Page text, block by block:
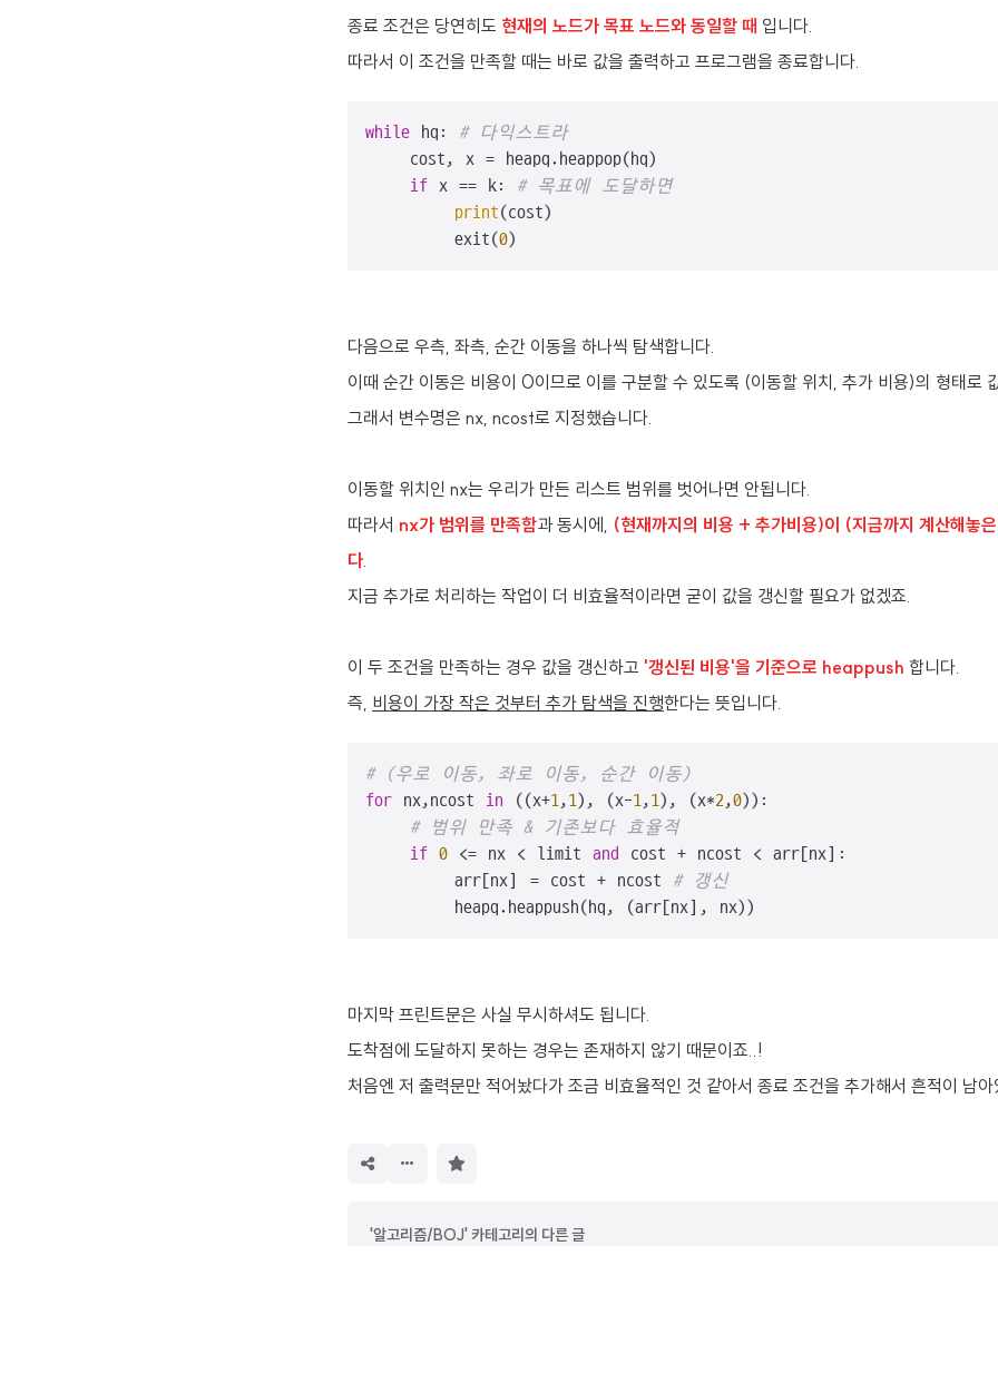
종료 조건은 당연히도 현재의 노드가 목표 노드와 동일할 때 입니다.
따라서 이 조건을 만족할 때는 바로 값을 출력하고 프로그램을 종료합니다.
while hq: # 다익스트라
    cost, x = heapq.heappop(hq)
if x == k: # 목표에 도달하면
print(cost)
        exit(
0)
다음으로 우측, 좌측, 순간 이동을 하나씩 탐색합니다.
이때 순간 이동은 비용이 0이므로 이를 구분할 수 있도록 (이동할 위치, 추가 비용)의 형태로
그래서 변수명은 nx, ncost로 지정했습니다.
이동할 위치인 nx는 우리가 만든 리스트 범위를 벗어나면 안됩니다.
따라서 nx가 범위를 만족함과 동시에, (현재까지의 비용 + 추가비용)이 (지금까지 계산해놓
다.
지금 추가로 처리하는 작업이 더 비효율적이라면 굳이 값을 갱신할 필요가 없겠죠.
이 두 조건을 만족하는 경우 값을 갱신하고 '갱신된 비용'을 기준으로 heappush 합니다.
즉, 비용이 가장 작은 것부터 추가 탐색을 진행한다는 뜻입니다.
# (우로 이동, 좌로 이동, 순간 이동)
for nx,ncost in ((x+1,1), (x-1,1), (x*2,0)):
# 범위 만족 & 기존보다 효율적
if 0 <= nx < limit and cost + ncost < arr[nx]:
        arr[nx] = cost + ncost
# 갱신
        heapq.heappush(hq, (arr[nx], nx))
마지막 프린트문은 사실 무시하셔도 됩니다.
도착점에 도달하지 못하는 경우는 존재하지 않기 때문이죠..!
처음엔 저 출력문만 적어놨다가 조금 비효율적인 것 같아서 종료 조건을 추가해서 흔적이 남
'알고리즘/BOJ' 카테고리의 다른 글